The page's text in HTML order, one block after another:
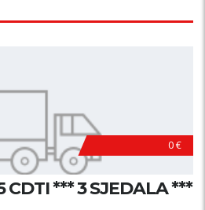
0 €
CDTI *** 3 SJEDALA ***